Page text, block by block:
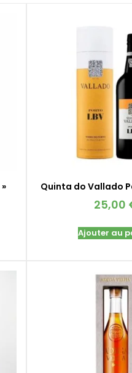
Quinta do Vallado
25,00
Ajouter au